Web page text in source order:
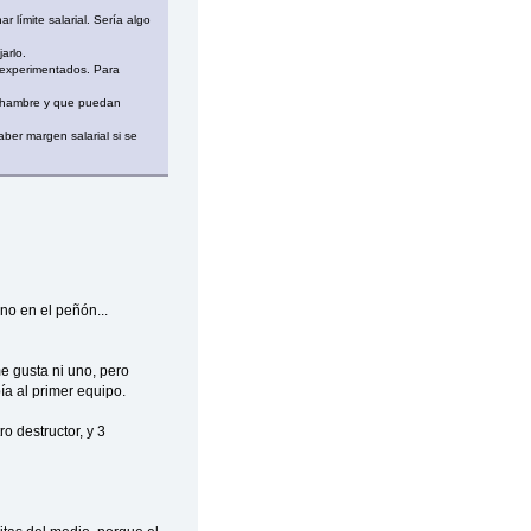
límite salarial. Sería algo
Para
y que puedan
margen salarial si se
en el peñón...
gusta ni uno, pero
al primer equipo.
destructor, y 3